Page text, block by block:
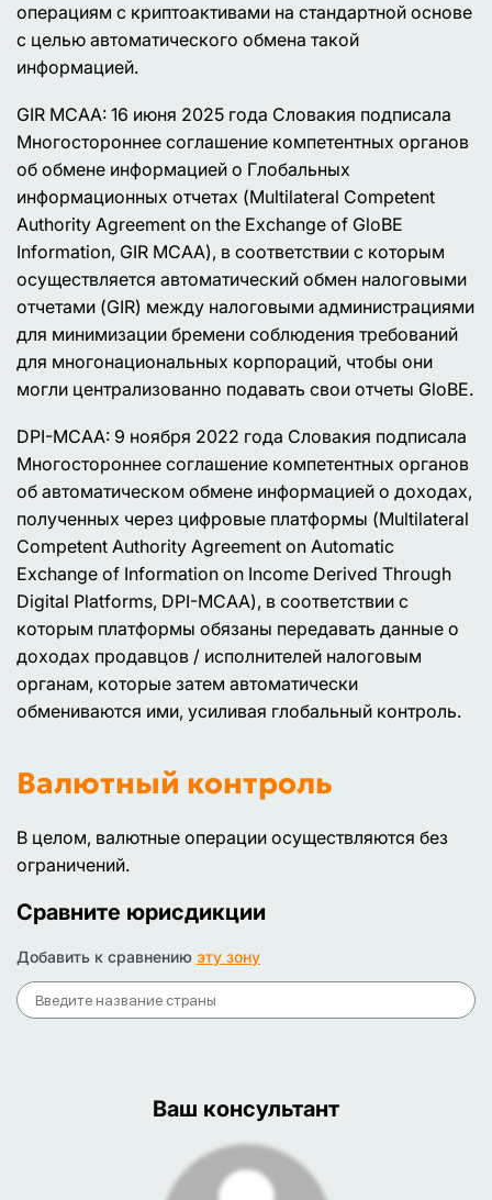
операциям с криптоактивами на стандартной основе
с целью автоматического обмена такой
информацией.
GIR MCAA: 16 июня 2025 года Словакия подписала
Многостороннее соглашение компетентных органов
об обмене информацией о Глобальных
информационных отчетах (Multilateral Competent
Authority Agreement on the Exchange of GloBE
Information, GIR MCAA), в соответствии с которым
осуществляется автоматический обмен налоговыми
отчетами (GIR) между налоговыми администрациями
для минимизации бремени соблюдения требований
для многонациональных корпораций, чтобы они
могли централизованно подавать свои отчеты GloBE.
DPI-MCAA: 9 ноября 2022 года Словакия подписала
Многостороннее соглашение компетентных органов
об автоматическом обмене информацией о доходах,
полученных через цифровые платформы (Multilateral
Competent Authority Agreement on Automatic
Exchange of Information on Income Derived Through
Digital Platforms, DPI-MCAA), в соответствии с
которым платформы обязаны передавать данные о
доходах продавцов / исполнителей налоговым
органам, которые затем автоматически
обмениваются ими, усиливая глобальный контроль.
Валютный контроль
В целом, валютные операции осуществляются без
ограничений.
Сравните юрисдикции
Добавить к сравнению эту зону
Ваш консультант